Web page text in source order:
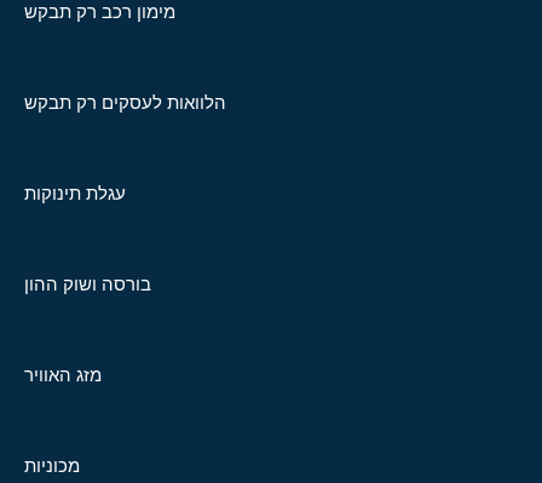
מימון רכב רק תבקש
הלוואות לעסקים רק תבקש
עגלת תינוקות
בורסה ושוק ההון
מזג האוויר
מכוניות